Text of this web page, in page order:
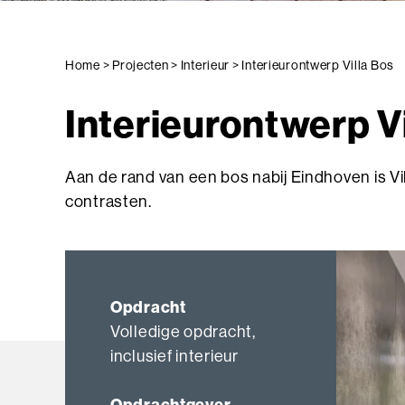
Home > Projecten> Interieur > Interieurontwerp Villa Bos
Interieurontwerp
Aan de rand van een bos nabij Eindhoven is
contrasten.
Opdracht
Volledige opdracht,
inclusief interieur